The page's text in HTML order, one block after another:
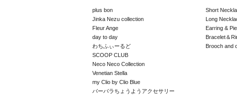
plus bon
Jinka Nezu collection
Fleur Ange
day to day
わちふぃーるど
SCOOP CLUB
Neco Neco Collection
Venetian Stella
my Clio by Clio Blue
バーバラちょうようアクセサリー
Short
Long
Earring &
Bracelet＆
Brooch and